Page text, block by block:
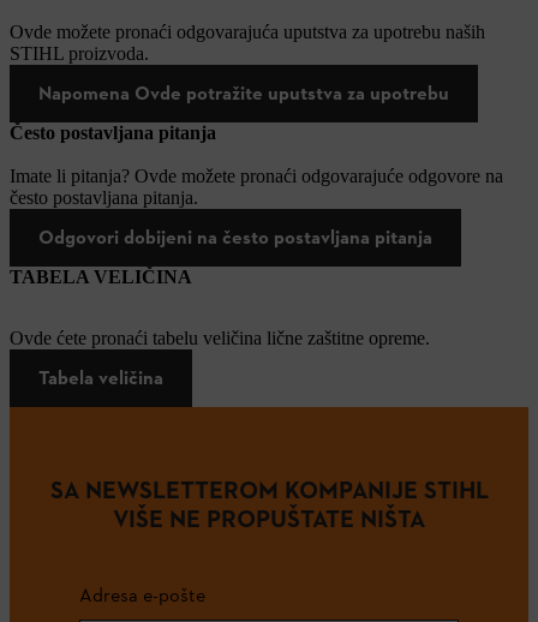
Ovde možete pronaći odgovarajuća uputstva za upotrebu naših
STIHL proizvoda.
Napomena Ovde potražite uputstva za upotrebu
Često postavljana pitanja
Imate li pitanja? Ovde možete pronaći odgovarajuće odgovore na
često postavljana pitanja.
Odgovori dobijeni na često postavljana pitanja
TABELA VELIČINA
Ovde ćete pronaći tabelu veličina lične zaštitne opreme.
Tabela veličina
SA NEWSLETTEROM KOMPANIJE STIHL
VIŠE NE PROPUŠTATE NIŠTA
Adresa e-pošte